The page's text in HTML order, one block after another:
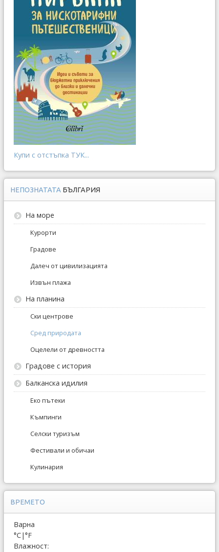
Купи с отстъпка ТУК...
НЕПОЗНАТАТА БЪЛГАРИЯ
На море
Курорти
Градове
Далеч от цивилизацията
Извън плажа
На планина
Ски центрове
Сред природата
Оцелели от древността
Градове с история
Балканска идилия
Еко пътеки
Къмпинги
Селски туризъм
Фестивали и обичаи
Кулинария
ВРЕМЕТО
Варна
°C|°F
Влажност: